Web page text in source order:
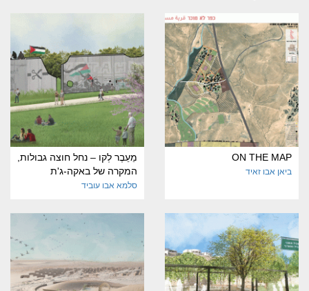
ON THE MAP
ביאן אבו זאיד
מֵעֵבֶר לְקו – נחל חוצה גבולות,
המקרה של באקה-ג'ת
סלמא אבו עוביד